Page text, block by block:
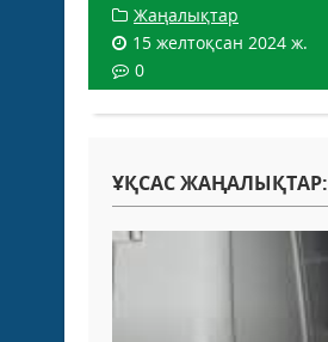
Жаңалықтар
15 желтоқсан 2024 ж.
0
ҰҚСАС ЖАҢАЛЫҚТАР: